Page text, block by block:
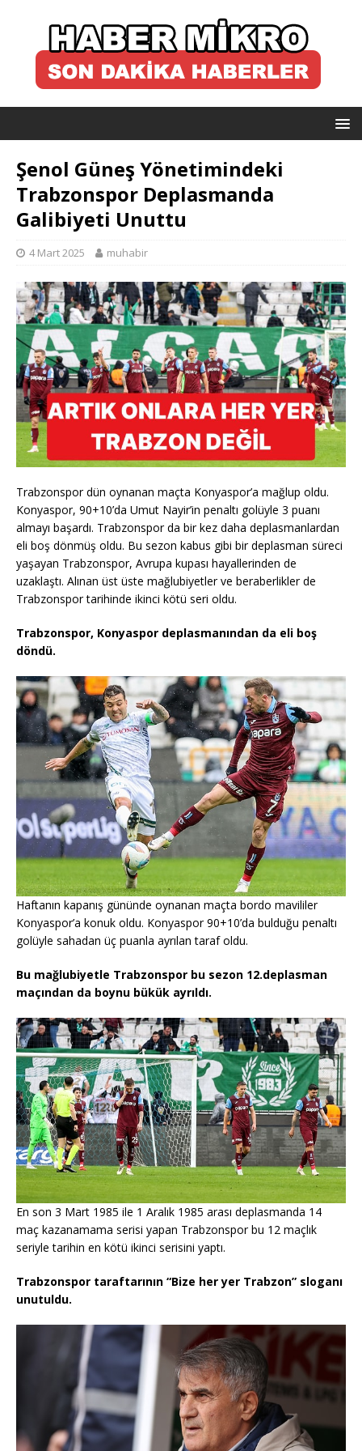
Şenol Güneş Yönetimindeki
Trabzonspor Deplasmanda
Galibiyeti Unuttu
4 Mart 2025 muhabir
Trabzonspor dün oynanan maçta Konyaspor’a mağlup oldu.
Konyaspor, 90+10’da Umut Nayir’in penaltı golüyle 3 puanı
almayı başardı. Trabzonspor da bir kez daha deplasmanlardan
eli boş dönmüş oldu. Bu sezon kabus gibi bir deplasman süreci
yaşayan Trabzonspor, Avrupa kupası hayallerinden de
uzaklaştı. Alınan üst üste mağlubiyetler ve beraberlikler de
Trabzonspor tarihinde ikinci kötü seri oldu.
Trabzonspor, Konyaspor deplasmanından da eli boş
döndü.
Haftanın kapanış gününde oynanan maçta bordo mavililer
Konyaspor’a konuk oldu. Konyaspor 90+10’da bulduğu penaltı
golüyle sahadan üç puanla ayrılan taraf oldu.
Bu mağlubiyetle Trabzonspor bu sezon 12.deplasman
maçından da boynu bükük ayrıldı.
En son 3 Mart 1985 ile 1 Aralık 1985 arası deplasmanda 14
maç kazanamama serisi yapan Trabzonspor bu 12 maçlık
seriyle tarihin en kötü ikinci serisini yaptı.
Trabzonspor taraftarının “Bize her yer Trabzon” sloganı
unutuldu.